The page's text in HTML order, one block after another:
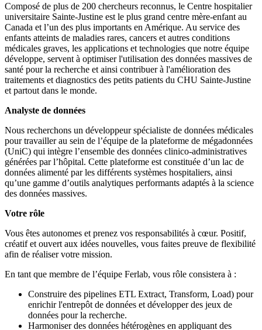
Composé de plus de 200 chercheurs reconnus, le Centre hospitalier
universitaire Sainte-Justine est le plus grand centre mère-enfant au
Canada et l’un des plus importants en Amérique. Au service des
enfants atteints de maladies rares, cancers et autres conditions
médicales graves, les applications et technologies que notre équipe
développe, servent à optimiser l'utilisation des données massives de
santé pour la recherche et ainsi contribuer à l'amélioration des
traitements et diagnostics des petits patients du CHU Sainte-Justine
et partout dans le monde.
Analyste de données
Nous recherchons un développeur spécialiste de données médicales
pour travailler au sein de l’équipe de la plateforme de mégadonnées
(UniC) qui intègre l’ensemble des données clinico-administratives
générées par l’hôpital. Cette plateforme est constituée d’un lac de
données alimenté par les différents systèmes hospitaliers, ainsi
qu’une gamme d’outils analytiques performants adaptés à la science
des données massives.
Votre rôle
Vous êtes autonomes et prenez vos responsabilités à cœur. Positif,
créatif et ouvert aux idées nouvelles, vous faites preuve de flexibilité
afin de réaliser votre mission.
En tant que membre de l’équipe Ferlab, vous rôle consistera à :
Construire des pipelines ETL Extract, Transform, Load) pour
enrichir l'entrepôt de données et développer des jeux de
données pour la recherche.
Harmoniser des données hétérogènes en appliquant des